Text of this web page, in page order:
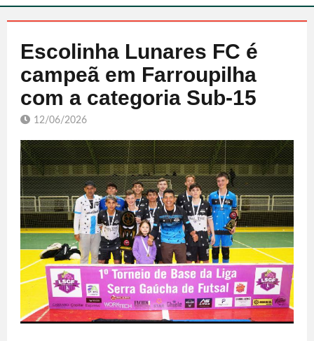
Escolinha Lunares FC é
campeã em Farroupilha
com a categoria Sub-15
12/06/2026